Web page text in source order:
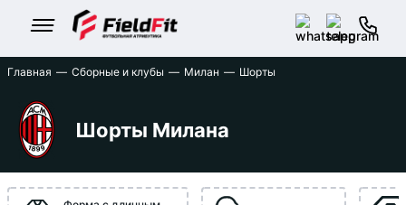
Главная Сборные и клубы Милан Шорты
Шорты Милана